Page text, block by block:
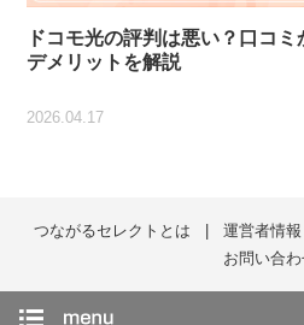
ドコモ光の評判は悪い？口コ
デメリットを解説
2026.04.17
つながるセレクトとは 運営者情報
お問い合